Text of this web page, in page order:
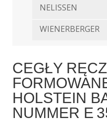
NELISSEN
WIENERBERGER
CEGŁY
HOLSTEIN
NUMMER E